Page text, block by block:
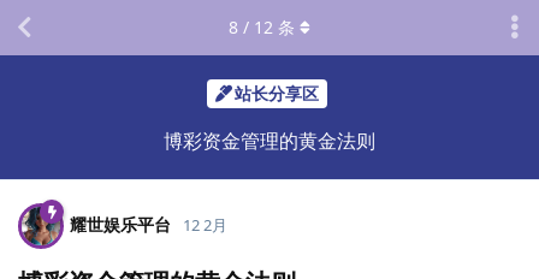
站长分享区
博彩资金管理的黄金法则
8 / 12 条
耀世娱乐平台 12 2月